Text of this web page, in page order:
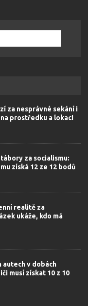
za nesprávné sekání i
prostředku a lokaci
za socialismu:
získá 12 ze 12 bodů
realitě za
ukáže, kdo má
v dobách
musí získat 10 z 10